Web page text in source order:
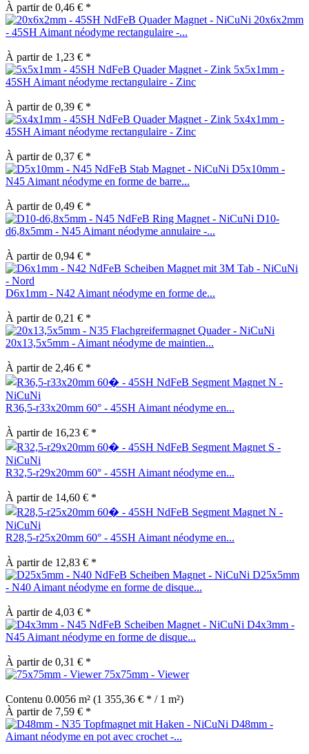
À partir de 0,46 € *
20x6x2mm
- 45SH Aimant néodyme rectangulaire -...
À partir de 1,23 € *
5x5x1mm -
45SH Aimant néodyme rectangulaire - Zinc
À partir de 0,39 € *
5x4x1mm -
45SH Aimant néodyme rectangulaire - Zinc
À partir de 0,37 € *
D5x10mm -
N45 Aimant néodyme en forme de barre...
À partir de 0,49 € *
D10-
d6,8x5mm - N45 Aimant néodyme annulaire -...
À partir de 0,94 € *
D6x1mm - N42 Aimant néodyme en forme de...
À partir de 0,21 € *
20x13,5x5mm - Aimant néodyme de maintien...
À partir de 2,46 € *
R36,5-r33x20mm 60° - 45SH Aimant néodyme en...
À partir de 16,23 € *
R32,5-r29x20mm 60° - 45SH Aimant néodyme en...
À partir de 14,60 € *
R28,5-r25x20mm 60° - 45SH Aimant néodyme en...
À partir de 12,83 € *
D25x5mm
- N40 Aimant néodyme en forme de disque...
À partir de 4,03 € *
D4x3mm -
N45 Aimant néodyme en forme de disque...
À partir de 0,31 € *
75x75mm - Viewer
Contenu 0.0056 m² (1 355,36 € * / 1 m²)
À partir de 7,59 € *
D48mm -
Aimant néodyme en pot avec crochet -...